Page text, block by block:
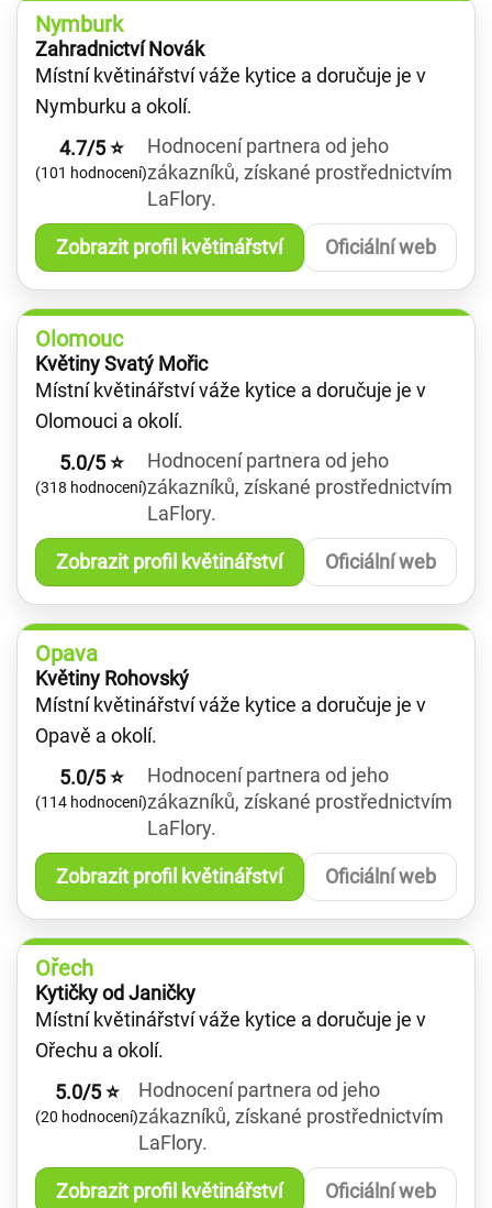
Nymburk
Zahradnictví Novák
Místní květinářství váže kytice a doručuje je v
Nymburku a okolí.
4.7/5 ⭐
(101 hodnocení)
Hodnocení partnera od jeho
zákazníků, získané prostřednictvím
LaFlory.
Zobrazit profil květinářství Oficiální web
Olomouc
Květiny Svatý Mořic
Místní květinářství váže kytice a doručuje je v
Olomouci a okolí.
5.0/5 ⭐
(318 hodnocení)
Hodnocení partnera od jeho
zákazníků, získané prostřednictvím
LaFlory.
Zobrazit profil květinářství Oficiální web
Opava
Květiny Rohovský
Místní květinářství váže kytice a doručuje je v
Opavě a okolí.
5.0/5 ⭐
(114 hodnocení)
Hodnocení partnera od jeho
zákazníků, získané prostřednictvím
LaFlory.
Zobrazit profil květinářství Oficiální web
Ořech
Kytičky od Janičky
Místní květinářství váže kytice a doručuje je v
Ořechu a okolí.
5.0/5 ⭐
(20 hodnocení)
Hodnocení partnera od jeho
zákazníků, získané prostřednictvím
LaFlory.
Zobrazit profil květinářství Oficiální web